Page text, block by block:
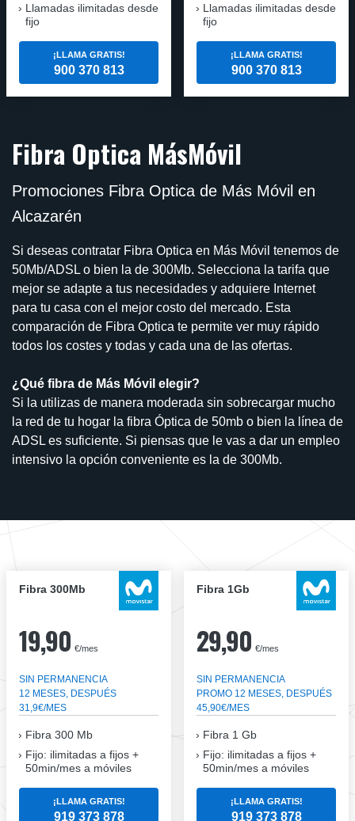
Llamadas ilimitadas desde
fijo
¡LLAMA GRATIS!
900 370 813
Llamadas ilimitadas desde
fijo
¡LLAMA GRATIS!
900 370 813
Fibra Optica MásMóvil
Promociones Fibra Optica de Más Móvil en
Alcazarén
Si deseas contratar Fibra Optica en Más Móvil tenemos de
50Mb/ADSL o bien la de 300Mb. Selecciona la tarifa que
mejor se adapte a tus necesidades y adquiere Internet
para tu casa con el mejor costo del mercado. Esta
comparación de Fibra Optica te permite ver muy rápido
todos los costes y todas y cada una de las ofertas.
¿Qué fibra de Más Móvil elegir?
Si la utilizas de manera moderada sin sobrecargar mucho
la red de tu hogar la fibra Óptica de 50mb o bien la línea de
ADSL es suficiente. Si piensas que le vas a dar un empleo
intensivo la opción conveniente es la de 300Mb.
Fibra 300Mb
19,90 €/mes
SIN PERMANENCIA
12 MESES, DESPUÉS
31,9€/MES
Fibra 300 Mb
Fijo: ilimitadas a fijos +
50min/mes a móviles
¡LLAMA GRATIS!
919 373 878
Fibra 1Gb
29,90 €/mes
SIN PERMANENCIA
PROMO 12 MESES, DESPUÉS
45,90€/MES
Fibra 1 Gb
Fijo: ilimitadas a fijos +
50min/mes a móviles
¡LLAMA GRATIS!
919 373 878